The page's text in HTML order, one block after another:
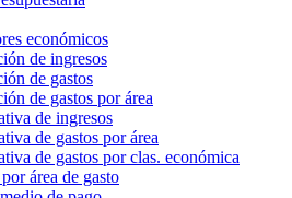
económicos
de ingresos
de gastos
de gastos por área
de ingresos
de gastos por área
de gastos por clas. económica
área de gasto